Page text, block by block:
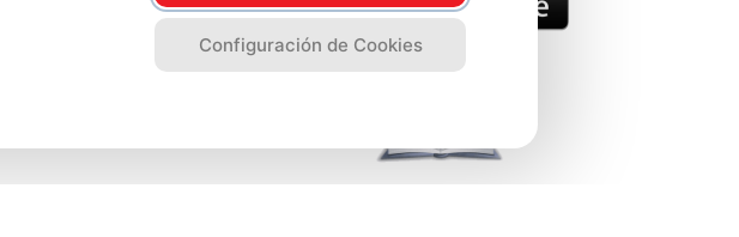
Configuración de Cookies